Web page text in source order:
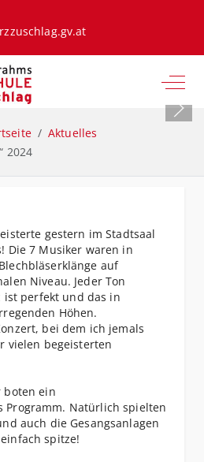
Off-
Aktuelles
2024
gestern im Stadtsaal
Die 7 Musiker waren in
auf
Niveau. Jeder Ton
ist perfekt und das in
Höhen.
bei dem ich jemals
vielen begeisterten
boten ein
Programm. Natürlich spielten
auch die Gesangsanlagen
spitze!